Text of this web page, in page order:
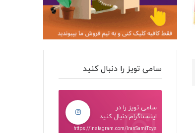
سامی تویز را دنبال کنید
سامی تویز را در
اینستاگرام دنبال کنید
https://instagram.com/IranSamiToys